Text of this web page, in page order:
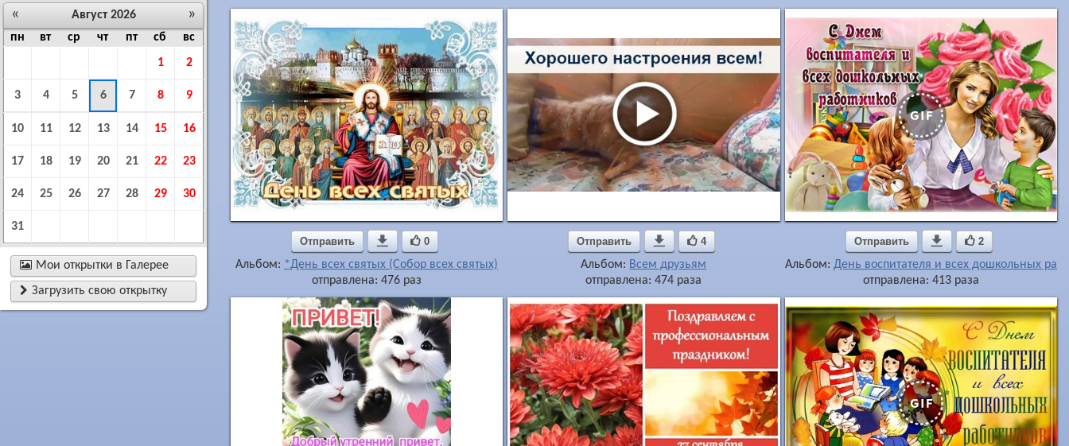
« »
Август 2026
пн
вт ср чт пт сб
вс
1
2
3 4 5 6 7 8 9
10 11 12 13 14 15 16
17 18 19 20 21 22 23
24 25 26 27 28 29 30
31
 Мои открытки в Галерее
 Загрузить свою открытку
Отправить  0
Альбом: *День всех святых (Собор всех святых)
отправлена: 476 раз
Отправить  4
Альбом: Всем друзьям
отправлена: 474 раза
Отправить  2
Альбом: День воспитателя и всех дошкольных
отправлена: 413 раза